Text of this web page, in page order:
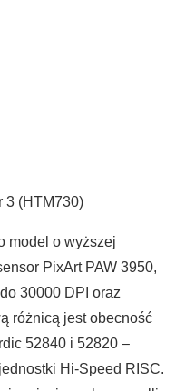
3 (HTM730)
model o wyższej
PixArt PAW 3950,
30000 DPI oraz
różnicą jest obecność
52840 i 52820 –
Hi-Speed RISC.